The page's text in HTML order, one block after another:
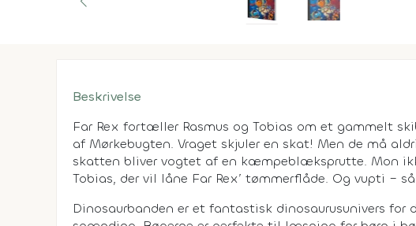
Beskrivelse
Far Rex fortæller Rasmus og Tobias om et gammelt
af Mørkebugten. Vraget skjuler en skat! Men de må
skatten bliver vogtet af en kæmpeblæksprutte. Mon
Tobias, der vil låne Far Rex’ tømmerflåde. Og vupti –
Dinosaurbanden er et fantastisk dinosaurusunivers for